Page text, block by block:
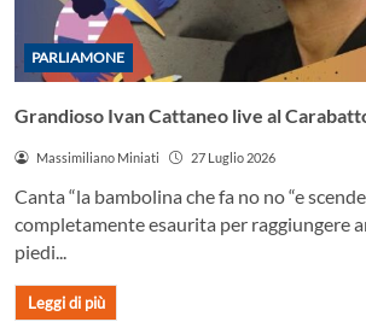
PARLIAMONE
Grandioso Ivan Cattaneo live al
Massimiliano Miniati 27 Luglio 2026
Canta “la bambolina che fa no no “e
completamente esaurita per raggiungere
piedi...
Leggi di più